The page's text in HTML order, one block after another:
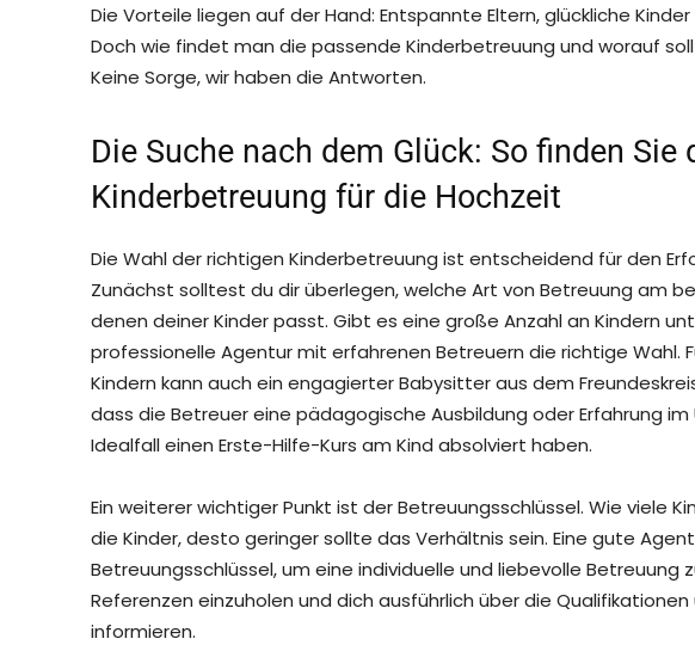
Die Vorteile liegen auf der Hand: Entspannte Eltern, glückliche
Doch wie findet man die passende Kinderbetreuung und worauf
Keine Sorge, wir haben die Antworten.
Die Suche nach dem Glück: So finden Sie
Kinderbetreuung für die Hochzeit
Die Wahl der richtigen Kinderbetreuung ist entscheidend für den
Zunächst solltest du dir überlegen, welche Art von Betreuung am
denen deiner Kinder passt. Gibt es eine große Anzahl an Kindern
professionelle Agentur mit erfahrenen Betreuern die richtige Wahl.
Kindern kann auch ein engagierter Babysitter aus dem
dass die Betreuer eine pädagogische Ausbildung oder Erfahrung
Idealfall einen Erste-Hilfe-Kurs am Kind absolviert haben.
Ein weiterer wichtiger Punkt ist der Betreuungsschlüssel. Wie viele
die Kinder, desto geringer sollte das Verhältnis sein. Eine gute
Betreuungsschlüssel, um eine individuelle und liebevolle Betreuung
Referenzen einzuholen und dich ausführlich über die
informieren.